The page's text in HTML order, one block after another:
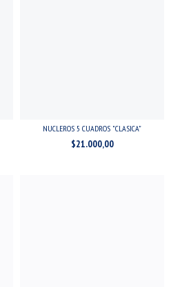
NUCLEROS 5 CUADROS "CLASICA"
$21.000,00